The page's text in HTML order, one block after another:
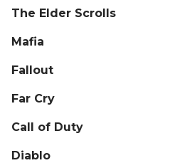
The Elder Scrolls
Mafia
Fallout
Far Cry
Call of Duty
Diablo